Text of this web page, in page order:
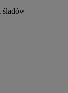
śladów